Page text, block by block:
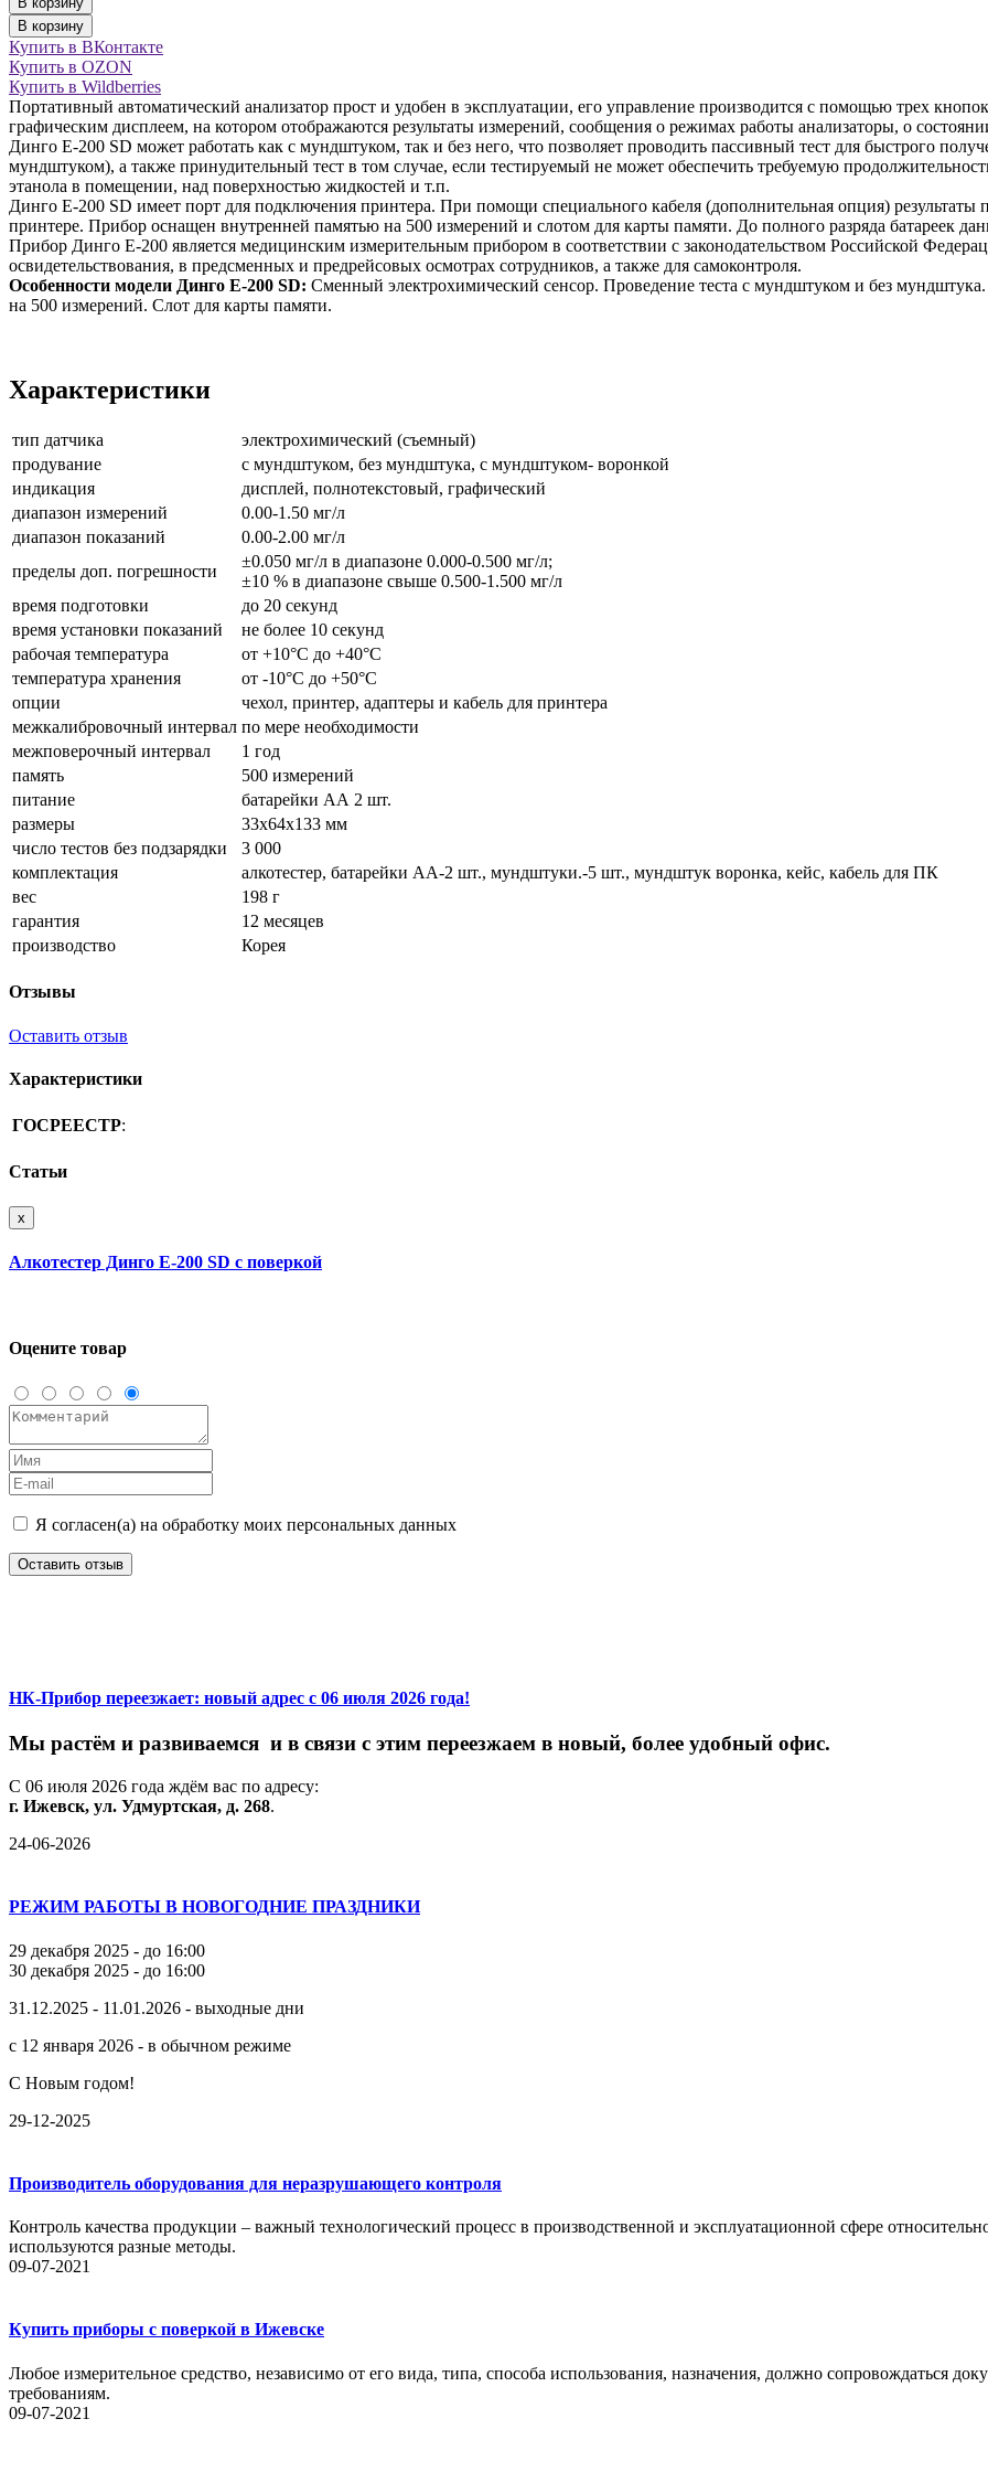
В корзину
Купить в ВКонтакте
Купить в OZON
Купить в Wildberries
Портативный автоматический анализатор прост и удобен в эксплуатации, его управление производится с помощью трех
графическим дисплеем, на котором отображаются результаты измерений, сообщения о режимах работы анализаторы, о
Динго Е-200 SD может работать как с мундштуком, так и без него, что позволяет проводить пассивный тест для быстрого
мундштуком), а также принудительный тест в том случае, если тестируемый не может обеспечить требуемую
этанола в помещении, над поверхностью жидкостей и т.п.
Динго Е-200 SD имеет порт для подключения принтера. При помощи специального кабеля (дополнительная опция)
принтере. Прибор оснащен внутренней памятью на 500 измерений и слотом для карты памяти. До полного разряда батареек
Прибор Динго Е-200 является медицинским измерительным прибором в соответствии с законодательством Российской
освидетельствования, в предсменных и предрейсовых осмотрах сотрудников, а также для самоконтроля.
Особенности модели Динго Е-200 SD: Сменный электрохимический сенсор. Проведение теста с мундштуком и без
на 500 измерений. Слот для карты памяти.
Характеристики
тип датчика
электрохимический (съемный)
продувание
с мундштуком, без мундштука, с мундштуком- воронкой
индикация
дисплей, полнотекстовый, графический
диапазон измерений
0.00-1.50 мг/л
диапазон показаний
0.00-2.00 мг/л
пределы доп. погрешности
±0.050 мг/л в диапазоне 0.000-0.500 мг/л;
±10 % в диапазоне свыше 0.500-1.500 мг/л
время подготовки
до 20 секунд
время установки показаний
не более 10 секунд
рабочая температура
от +10°С до +40°С
температура хранения
от -10°С до +50°С
опции
чехол, принтер, адаптеры и кабель для принтера
межкалибровочный интервал по мере необходимости
межповерочный интервал
1 год
память
500 измерений
питание
батарейки АА 2 шт.
размеры
33х64х133 мм
число тестов без подзарядки
3 000
комплектация
алкотестер, батарейки АА-2 шт., мундштуки.-5 шт., мундштук воронка, кейс, кабель для ПК
вес
198 г
гарантия
12 месяцев
производство
Корея
Отзывы
Оставить отзыв
Характеристики
ГОСРЕЕСТР:
Статьи
x
Алкотестер Динго E-200 SD с поверкой
Оцените товар
Я согласен(а) на обработку моих персональных данных
Оставить отзыв
НК-Прибор переезжает: новый адрес с 06 июля 2026 года!
Мы растём и развиваемся и в связи с этим переезжаем в новый, более удобный офис.
С 06 июля 2026 года ждём вас по адресу:
г. Ижевск, ул. Удмуртская, д. 268.
24-06-2026
РЕЖИМ РАБОТЫ В НОВОГОДНИЕ ПРАЗДНИКИ
29 декабря 2025 - до 16:00
30 декабря 2025 - до 16:00
31.12.2025 - 11.01.2026 - выходные дни
с 12 января 2026 - в обычном режиме
С Новым годом!
29-12-2025
Производитель оборудования для неразрушающего контроля
Контроль качества продукции – важный технологический процесс в производственной и эксплуатационной сфере
используются разные методы.
09-07-2021
Купить приборы с поверкой в Ижевске
Любое измерительное средство, независимо от его вида, типа, способа использования, назначения, должно сопровождаться
требованиям.
09-07-2021